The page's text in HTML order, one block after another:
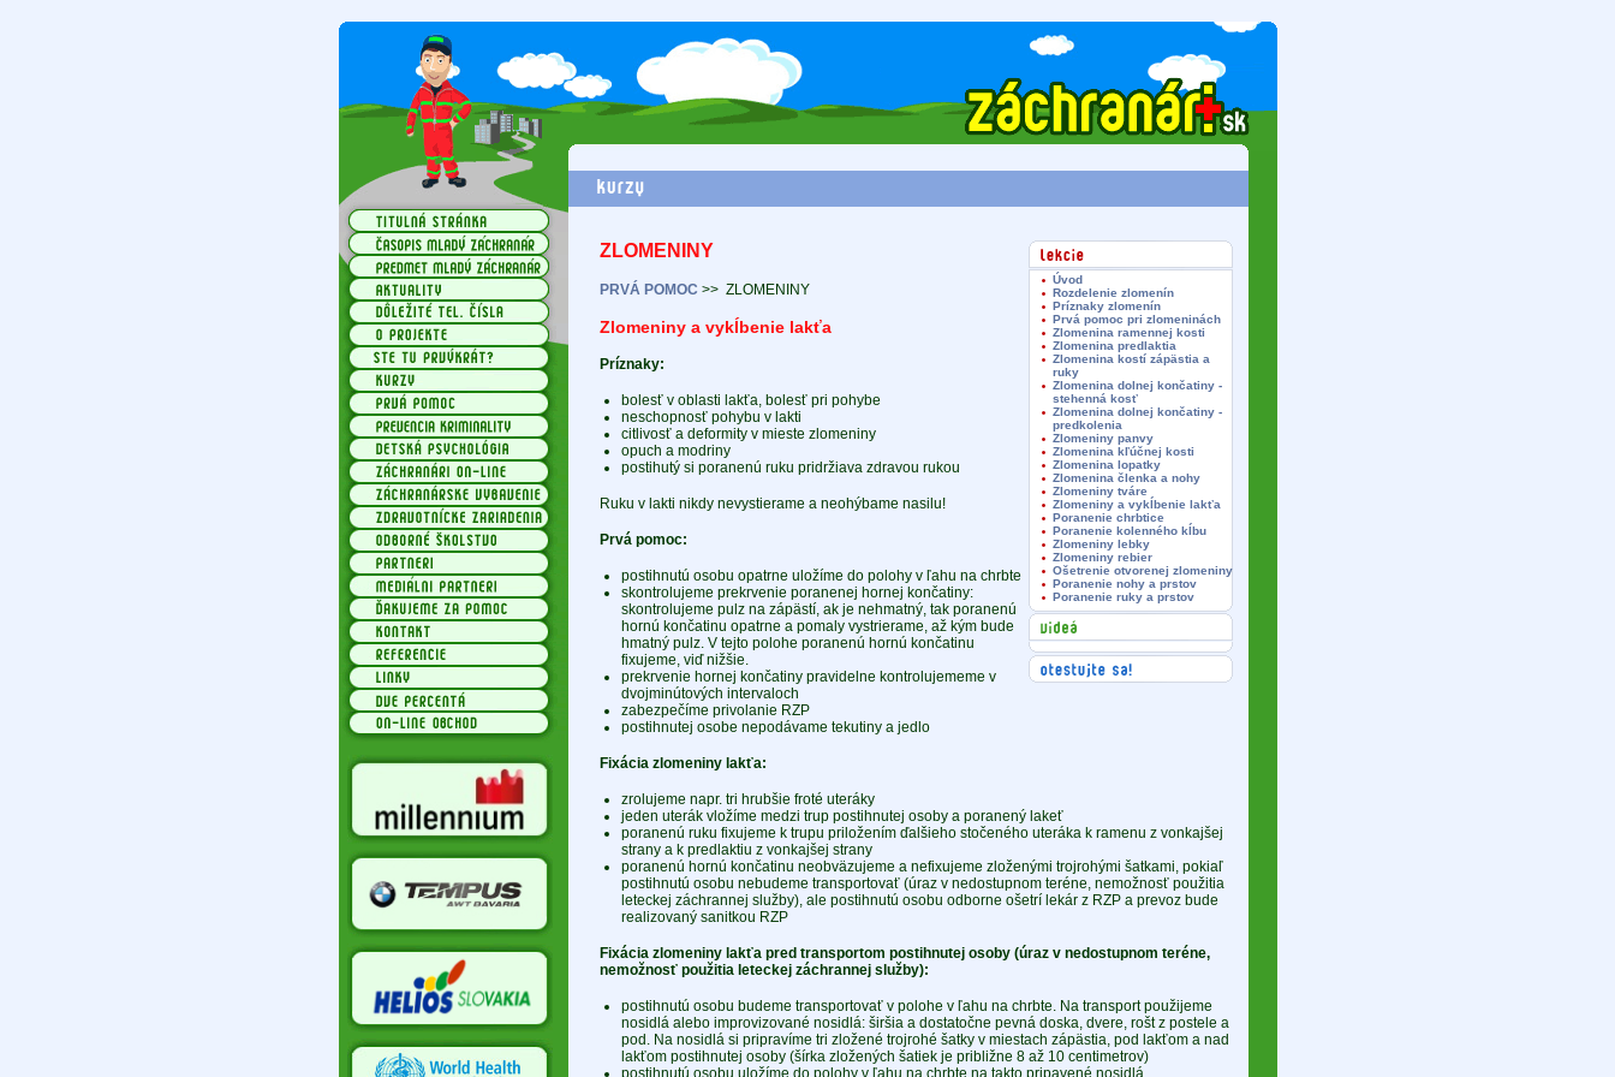
Úvod
Rozdelenie zlomenín
Príznaky zlomenín
Prvá pomoc pri zlomeninách
Zlomenina ramennej kosti
Zlomenina predlaktia
Zlomenina kostí zápästia a
ruky
Zlomenina dolnej končatiny -
stehenná kosť
Zlomenina dolnej končatiny -
predkolenia
Zlomeniny panvy
Zlomenina kľúčnej kosti
Zlomenina lopatky
Zlomenina členka a nohy
Zlomeniny tváre
Zlomeniny a vykĺbenie lakťa
Poranenie chrbtice
Poranenie kolenného kĺbu
Zlomeniny lebky
Zlomeniny rebier
Ošetrenie otvorenej zlomeniny
Poranenie nohy a prstov
Poranenie ruky a prstov
ZLOMENINY
PRVÁ POMOC >> ZLOMENINY
Zlomeniny a vykĺbenie lakťa
Príznaky:
bolesť v oblasti lakťa, bolesť pri pohybe
neschopnosť pohybu v lakti
citlivosť a deformity v mieste zlomeniny
opuch a modriny
postihutý si poranenú ruku pridržiava zdravou rukou
Ruku v lakti nikdy nevystierame a neohýbame nasilu!
Prvá pomoc:
postihnutú osobu opatrne uložíme do polohy v ľahu na chrbte
skontrolujeme prekrvenie poranenej hornej končatiny:
skontrolujeme pulz na zápästí, ak je nehmatný, tak poranenú
hornú končatinu opatrne a pomaly vystrierame, až kým bude
hmatný pulz. V tejto polohe poranenú hornú končatinu
fixujeme, viď nižšie.
prekrvenie hornej končatiny pravidelne kontrolujememe v
dvojminútových intervaloch
zabezpečíme privolanie RZP
postihnutej osobe nepodávame tekutiny a jedlo
Fixácia zlomeniny lakťa:
zrolujeme napr. tri hrubšie froté uteráky
jeden uterák vložíme medzi trup postihnutej osoby a poranený lakeť
poranenú ruku fixujeme k trupu priložením ďalšieho stočeného uteráka k ramenu z vonkajšej
strany a k predlaktiu z vonkajšej strany
poranenú hornú končatinu neobväzujeme a nefixujeme zloženými trojrohými šatkami, pokiaľ
postihnutú osobu nebudeme transportovať (úraz v nedostupnom teréne, nemožnosť použitia
leteckej záchrannej služby), ale postihnutú osobu odborne ošetrí lekár z RZP a prevoz bude
realizovaný sanitkou RZP
Fixácia zlomeniny lakťa pred transportom postihnutej osoby (úraz v nedostupnom teréne,
nemožnosť použitia leteckej záchrannej služby):
postihnutú osobu budeme transportovať v polohe v ľahu na chrbte. Na transport použijeme
nosidlá alebo improvizované nosidlá: širšia a dostatočne pevná doska, dvere, rošt z postele a
pod. Na nosidlá si pripravíme tri zložené trojrohé šatky v miestach zápästia, pod lakťom a nad
lakťom postihnutej osoby (šírka zložených šatiek je približne 8 až 10 centimetrov)
postihnutú osobu uložíme do polohy v ľahu na chrbte na takto pripavené nosidlá